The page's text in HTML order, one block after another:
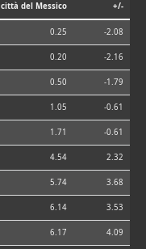
città del Messico +/-
0.25 -2.08
0.20 -2.16
0.50 -1.79
1.05 -0.61
1.71 -0.61
4.54 2.32
5.74 3.68
6.14 3.53
6.17 4.09